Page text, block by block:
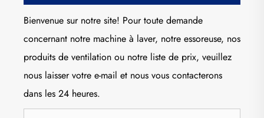
Bienvenue sur notre site! Pour toute demande
concernant notre machine à laver, notre essoreuse, nos
produits de ventilation ou notre liste de prix, veuillez
nous laisser votre e-mail et nous vous contacterons
dans les 24 heures.